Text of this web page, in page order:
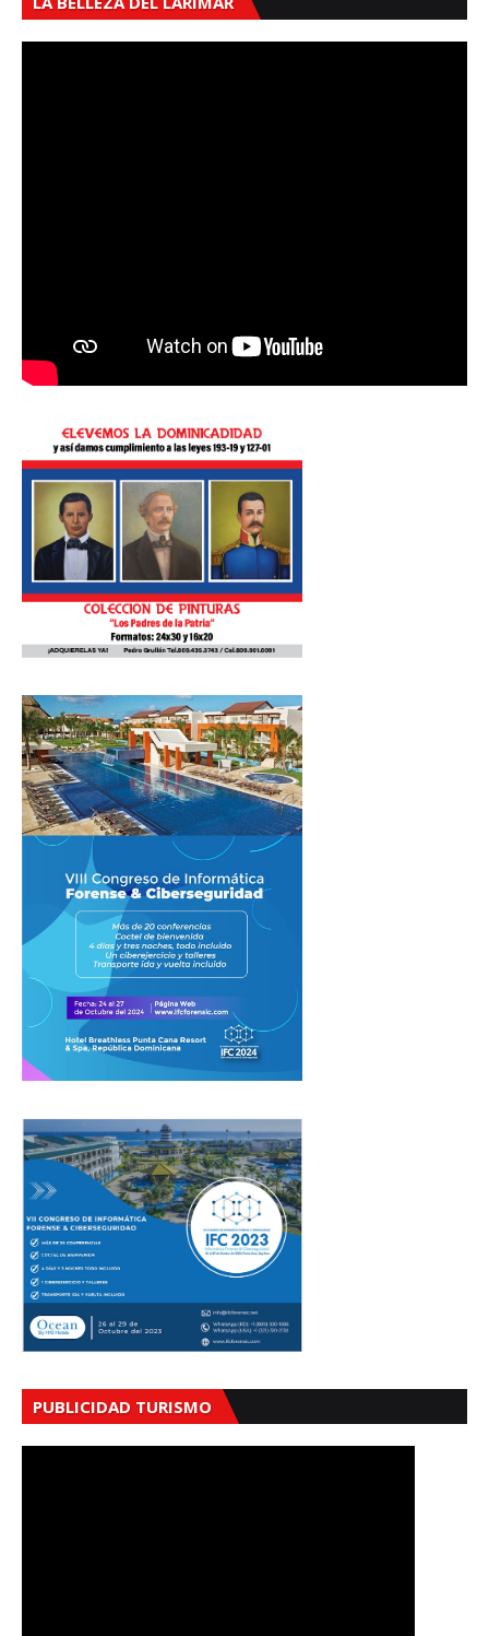
PUBLICIDAD TURISMO